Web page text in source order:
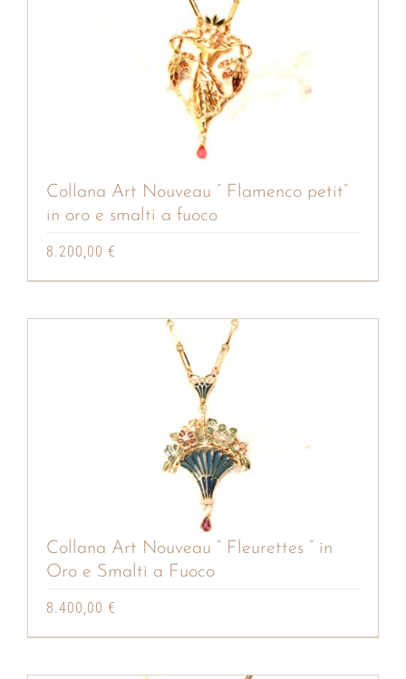
Collana Art Nouveau ” Flamenco petit”
in oro e smalti a fuoco
8.200,00 €
Collana Art Nouveau ” Fleurettes ” in
Oro e Smalti a Fuoco
8.400,00 €